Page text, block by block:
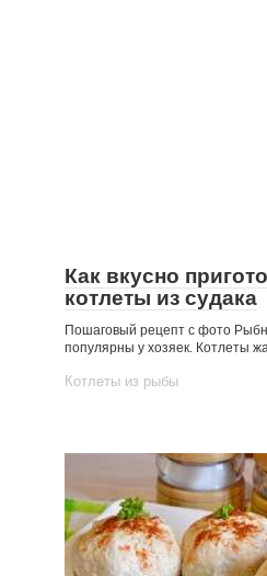
Как вкусно
котлеты из судака
Пошаговый рецепт с фото
популярны у хозяек. Котлеты
Котлеты из рыбы